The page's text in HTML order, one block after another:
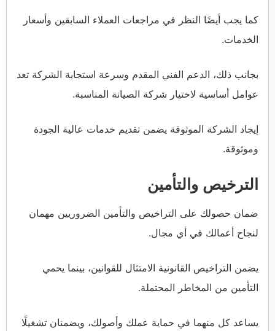
كما يجب أيضًا النظر في مراجعات العملاء السابقين وأسعار
الخدمات.
بجانب ذلك، الدعم الفني المقدم وسرعة استجابة الشركة تعد
عوامل أساسية لاختيار شركة الصيانة المناسبة.
إيجاد الشركة الموثوقة يضمن تقديم خدمات عالية الجودة
وموثوقة.
الترخيص والتأمين
ضمان حصولك على التراخيص والتأمين الضروريين مهمان
لنجاح أعمالك في أي مجال.
يضمن التراخيص القانونية الامتثال للقوانين، بينما يحمي
التأمين من المخاطر المحتملة.
يساعد كل منهما في حماية عملك وأصولك، ويضمنان تشغيلًا